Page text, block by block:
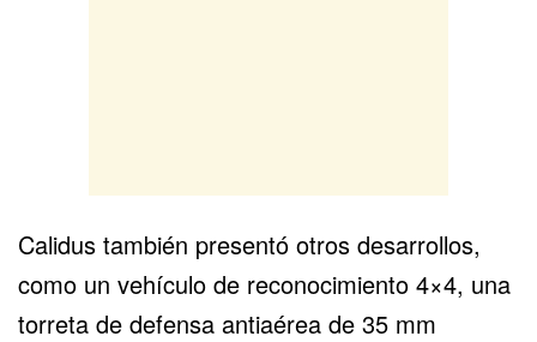
Calidus también presentó otros desarrollos,
como un vehículo de reconocimiento 4×4, una
torreta de defensa antiaérea de 35 mm